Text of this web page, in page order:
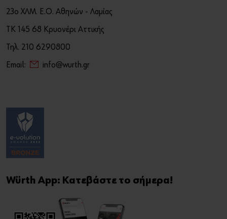
23ο ΧΛΜ. Ε.Ο. Αθηνών - Λαμίας
ΤΚ 145 68 Κρυονέρι Αττικής
Τηλ. 210 6290800
Email: info@wurth.gr
Würth App: Κατεβάστε το σήμερα!